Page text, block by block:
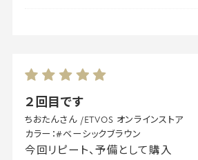
２回目です
ちおたんさん /ETVOS オンラインストア
カラー：#ベーシックブラウン
今回リピート、予備として購入